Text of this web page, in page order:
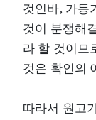
것인바, 가등
것이 분쟁해
라 할 것이므
것은 확인의
따라서 원고